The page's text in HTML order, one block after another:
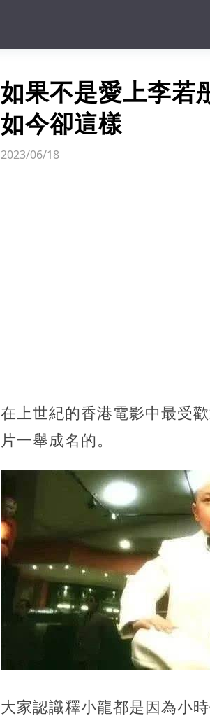
如果不是愛上李若
如今卻這樣
2023/06/18
在上世紀的香港電影中最受
片一舉成名的。
大家認識釋小龍都是因為小